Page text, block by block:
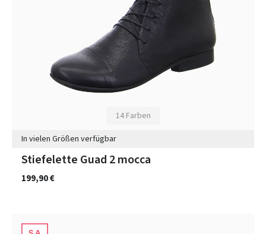
14 Farben
In vielen Größen verfügbar
Stiefelette Guad 2 mocca
199,90 €